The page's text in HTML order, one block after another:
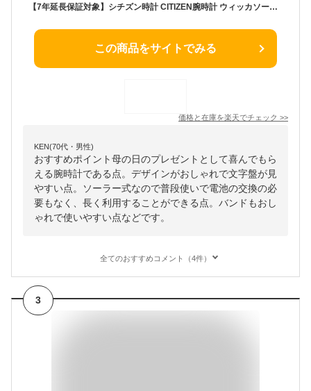
【7年延長保証対象】シチズン時計 CITIZEN腕時計 ウィッカソーラーテック デイデイト wicca 20代 30代 40代 50代 60代 記念日 誕生日 母の日 新生活 新社会人 入学 卒業 ギフト
この商品をサイトでみる
価格と在庫を楽天でチェック >>
KEN(70代・男性)
おすすめポイント母の日のプレゼントとして喜んでもら
える腕時計である点。デザインがおしゃれで文字盤が見
やすい点。ソーラー式なので普段使いで電池の交換の必
要もなく、長く利用することができる点。バンドもおし
ゃれで使いやすい点などです。
全てのおすすめコメント（4件）
3